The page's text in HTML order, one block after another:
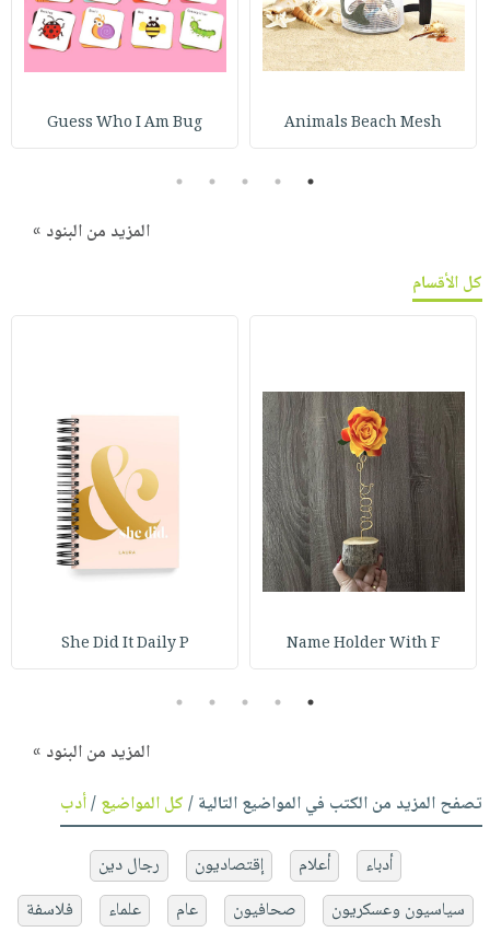
Animals Beach Mesh
Guess Who I Am Bug
1
2
3
4
5
المزيد من البنود »
كل الأقسام
Name Holder With F
She Did It Daily P
1
2
3
4
5
المزيد من البنود »
تصفح المزيد من الكتب في المواضيع التالية /كل المواضيع/أدب
أدباء أعلام إقتصاديون
رجال دين
سياسيون وعسكريون
صحافيون عام علماء
فلاسفة